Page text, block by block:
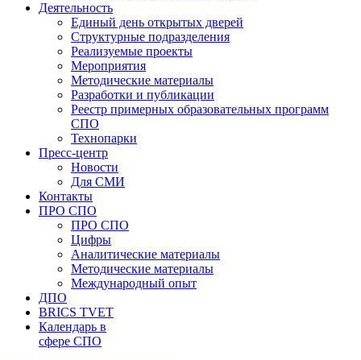
Деятельность
Единый день открытых дверей
Структурные подразделения
Реализуемые проекты
Мероприятия
Методические материалы
Разработки и публикации
Реестр примерных образовательных программ
СПО
Технопарки
Пресс-центр
Новости
Для СМИ
Контакты
ПРО СПО
ПРО СПО
Цифры
Аналитические материалы
Методические материалы
Международный опыт
ДПО
BRICS TVET
Календарь в
сфере СПО